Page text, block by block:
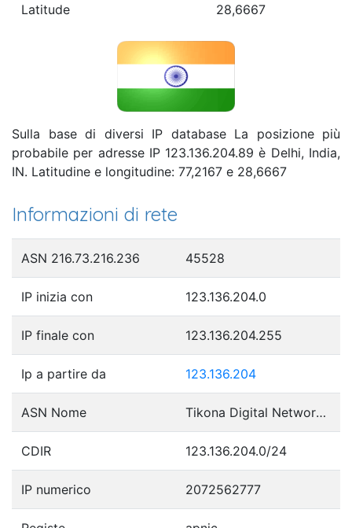
Latitude 28,6667
Sulla base di diversi IP database La posizione più
probabile per adresse IP 123.136.204.89 è Delhi, India,
IN. Latitudine e longitudine: 77,2167 e 28,6667
Informazioni di rete
ASN 216.73.216.236 45528
IP inizia con 123.136.204.0
IP finale con 123.136.204.255
Ip a partire da 123.136.204
ASN Nome Tikona Digital Networks Pvt Ltd.
CDIR 123.136.204.0/24
IP numerico 2072562777